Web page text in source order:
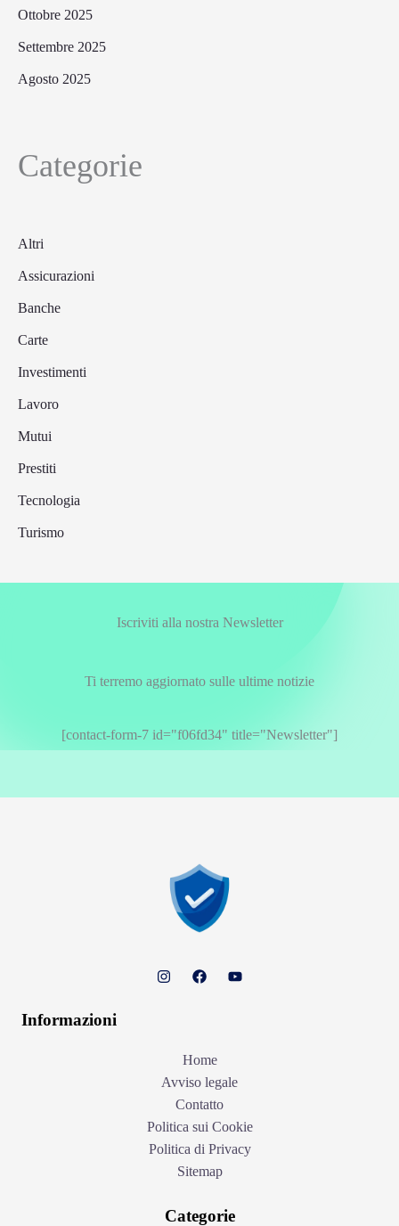
Ottobre 2025
Settembre 2025
Agosto 2025
Categorie
Altri
Assicurazioni
Banche
Carte
Investimenti
Lavoro
Mutui
Prestiti
Tecnologia
Turismo
Iscriviti alla nostra Newsletter
Ti terremo aggiornato sulle ultime notizie
[contact-form-7 id="f06fd34" title="Newsletter"]
Informazioni
Home
Avviso legale
Contatto
Politica sui Cookie
Politica di Privacy
Sitemap
Categorie